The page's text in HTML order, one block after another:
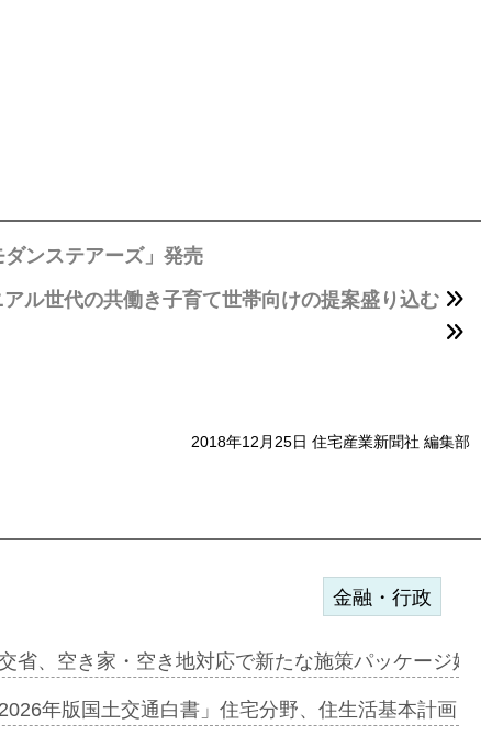
ンステアーズ」発売
ル世代の共働き子育て世帯向けの提案盛り込む
2018年12月25日 住宅産業新聞社 編集部
サー契約…
起用…
金融・行政
省、空き家・空き地対応で新たな施策パッケージ始
年版国土交通白書」住宅分野、住生活基本計画を